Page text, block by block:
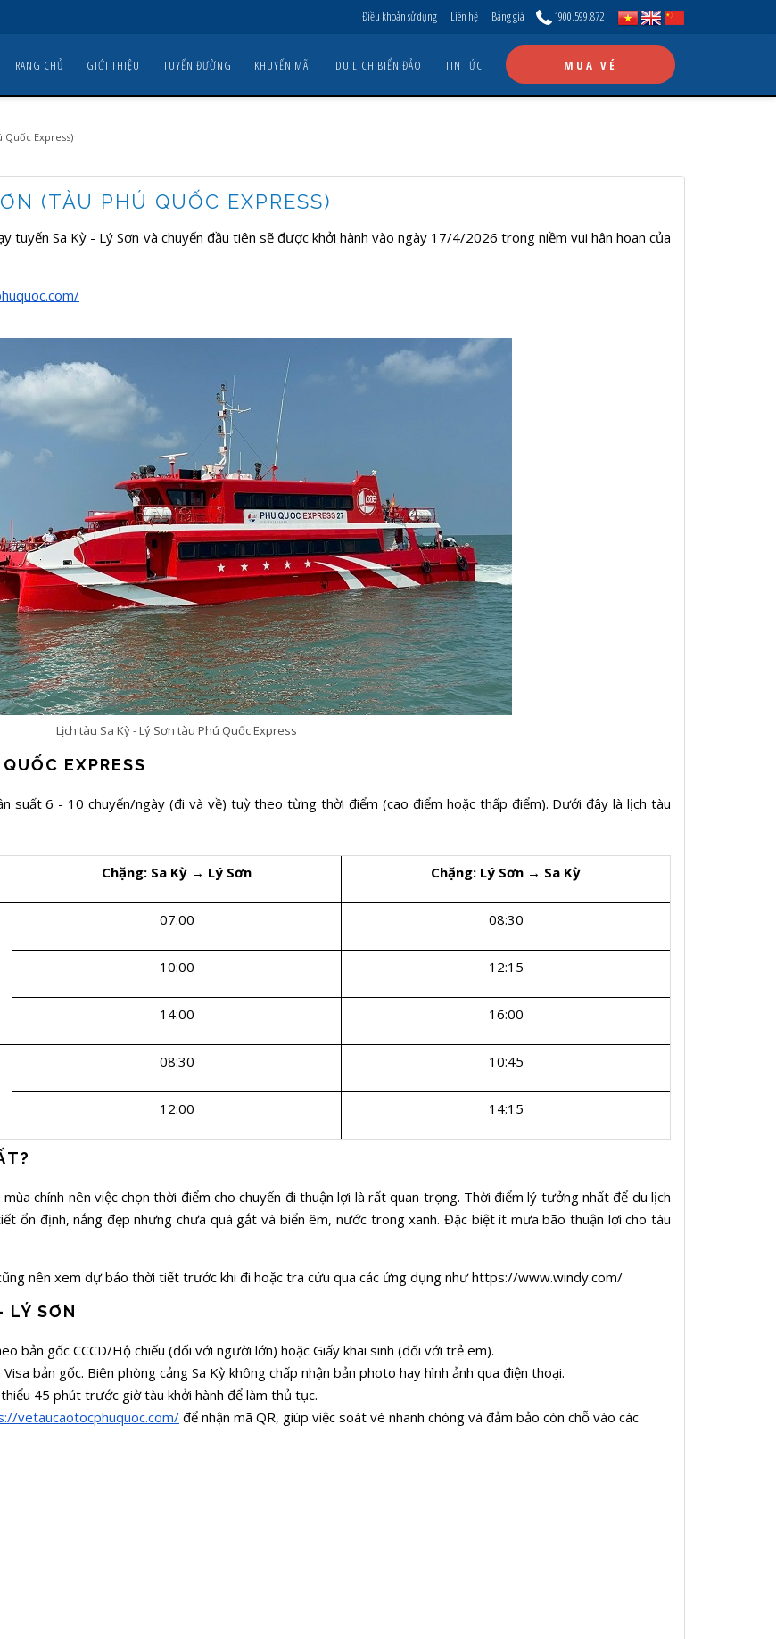
Điều khoản sử dụng Liên hệ Bảng giá 1900.599.872
TRANG CHỦ GIỚI THIỆU TUYẾN ĐƯỜNG KHUYẾN MÃI DU LỊCH BIỂN ĐẢO TIN TỨC MUA VÉ
Quốc Express)
(TÀU PHÚ QUỐC EXPRESS)
tuyến Sa Kỳ - Lý Sơn và chuyến đầu tiên sẽ được khởi hành vào ngày 17/4/2026 trong niềm vui hân hoan của
Lịch tàu Sa Kỳ - Lý Sơn tàu Phú Quốc Express
EXPRESS
suất 6 - 10 chuyến/ngày (đi và về) tuỳ theo từng thời điểm (cao điểm hoặc thấp điểm). Dưới đây là lịch tàu
Chặng: Sa Kỳ → Lý Sơn Chặng: Lý Sơn → Sa Kỳ
07:00 08:30
10:00 12:15
14:00 16:00
08:30 10:45
12:00 14:15
chính nên việc chọn thời điểm cho chuyến đi thuận lợi là rất quan trọng. Thời điểm lý tưởng nhất để du lịch
ổn định, nắng đẹp nhưng chưa quá gắt và biển êm, nước trong xanh. Đặc biệt ít mưa bão thuận lợi cho tàu
nên xem dự báo thời tiết trước khi đi hoặc tra cứu qua các ứng dụng như https://www.windy.com/
LÝ SƠN
bản gốc CCCD/Hộ chiếu (đối với người lớn) hoặc Giấy khai sinh (đối với trẻ em).
bản gốc. Biên phòng cảng Sa Kỳ không chấp nhận bản photo hay hình ảnh qua điện thoại.
45 phút trước giờ tàu khởi hành để làm thủ tục.
vetaucaotocphuquoc.com/ để nhận mã QR, giúp việc soát vé nhanh chóng và đảm bảo còn chỗ vào các